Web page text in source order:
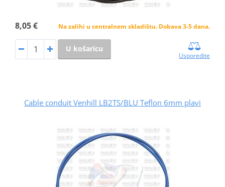
8,05 € Na zalihi u centralnem skladištu. Dobava 3-5 dana.
U košaricu
Usporedite
Cable conduit Venhill LB2TS/BLU Teflon 6mm plavi